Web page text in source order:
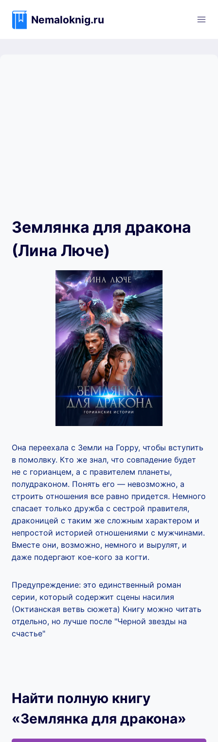
содержимому
Nemaloknig.ru
Землянка для дракона
(Лина Люче)
Она переехала с Земли на Горру, чтобы вступить
в помолвку. Кто же знал, что совпадение будет
не с горианцем, а с правителем планеты,
полудраконом. Понять его — невозможно, а
строить отношения все равно придется. Немного
спасает только дружба с сестрой правителя,
драконицей с таким же сложным характером и
непростой историей отношениями с мужчинами.
Вместе они, возможно, немного и вырулят, и
даже подергают кое-кого за когти.
Предупреждение: это единственный роман
серии, который содержит сцены насилия
(Октианская ветвь сюжета) Книгу можно читать
отдельно, но лучше после "Черной звезды на
счастье"
Найти полную книгу
«Землянка для дракона»